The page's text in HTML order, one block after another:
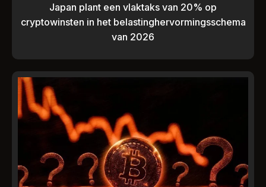
Japan plant een vlaktaks van 20% op
cryptowinsten in het belastinghervormingsschema
van 2026